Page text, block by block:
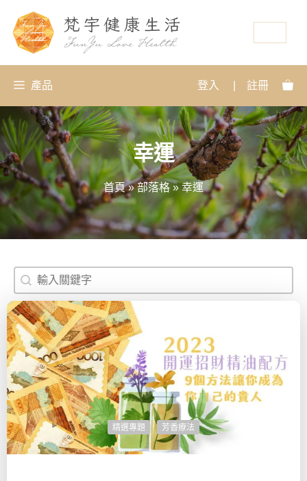
產品 登入 註冊
幸運
首頁 » 部落格 » 幸運
搜尋
Search content
精選專題 芳香療法